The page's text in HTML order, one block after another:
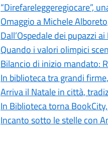
“Direfareleggeregiocare”,
Omaggio a Michele
Dall’Ospedale dei pupazzi
Quando i valori olimpici
Bilancio di inizio mandato:
In biblioteca tra grandi
Arriva il Natale in città,
In Biblioteca torna
Incanto sotto le stelle con